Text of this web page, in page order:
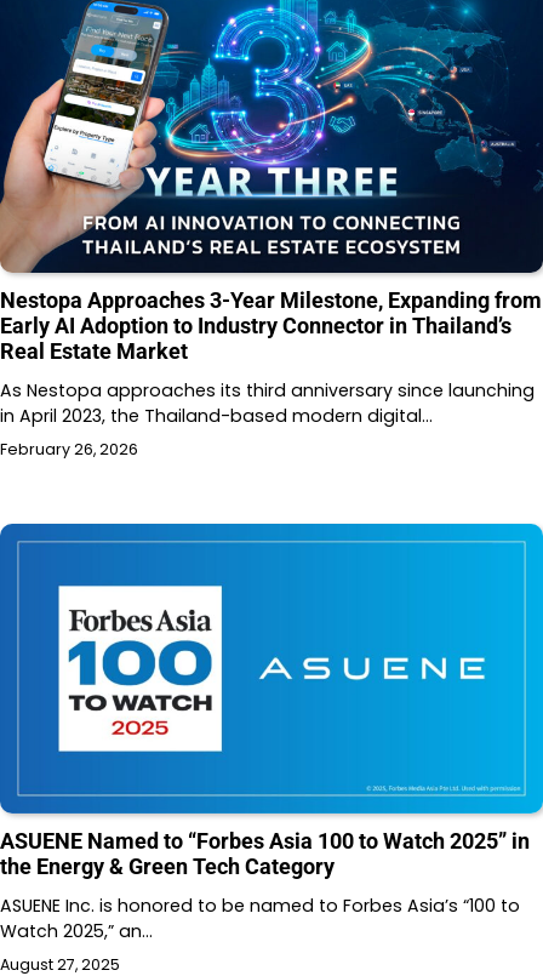
Nestopa Approaches 3-Year Milestone, Expanding from
Early AI Adoption to Industry Connector in Thailand’s
Real Estate Market
As Nestopa approaches its third anniversary since launching
in April 2023, the Thailand-based modern digital…
February 26, 2026
ASUENE Named to “Forbes Asia 100 to Watch 2025” in
the Energy & Green Tech Category
ASUENE Inc. is honored to be named to Forbes Asia’s “100 to
Watch 2025,” an…
August 27, 2025